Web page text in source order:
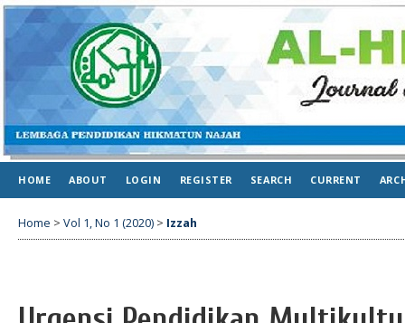
HOME ABOUT LOGIN REGISTER SEARCH CURRENT
Home > Vol 1, No 1 (2020) > Izzah